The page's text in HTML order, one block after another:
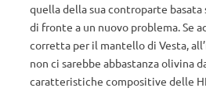
quella della sua controparte basata
di fronte a un nuovo problema. Se
corretta per il mantello di Vesta,
non ci sarebbe abbastanza olivina
caratteristiche compositive delle